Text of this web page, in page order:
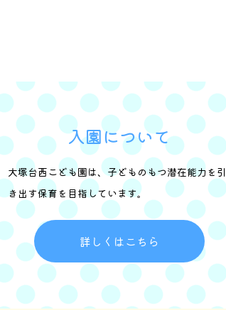
入園について
大塚台西こども園は、子どものもつ潜在能力を引
き出す保育を目指しています。
詳しくはこちら